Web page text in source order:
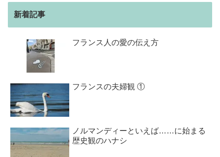
新着記事
フランス人の愛の伝え方
フランスの夫婦観 ①
ノルマンディーといえば……に始まる
歴史観のハナシ